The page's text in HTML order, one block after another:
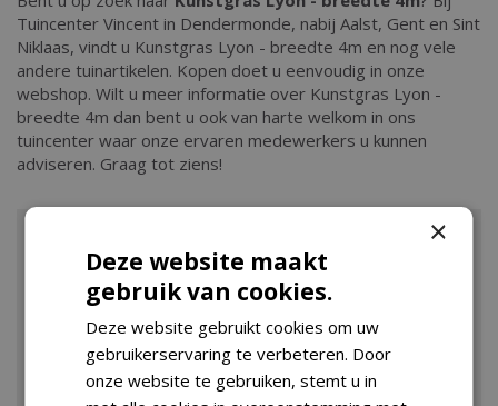
Tuincenter Vincent in Dendermonde, nabij Aalst, Gent en Sint
Niklaas, vindt u Kunstgras Lyon - breedte 4m en nog vele
andere tuinartikelen. Kopen doet u eenvoudig in onze
webshop. Wilt u meer informatie over Kunstgras Lyon -
breedte 4m dan bent u ook van harte welkom in ons
tuincenter waar onze ervaren medewerkers u kunnen
adviseren. Graag tot ziens!
×
Deze website maakt
gebruik van cookies.
Deze website gebruikt cookies om uw
gebruikerservaring te verbeteren. Door
onze website te gebruiken, stemt u in